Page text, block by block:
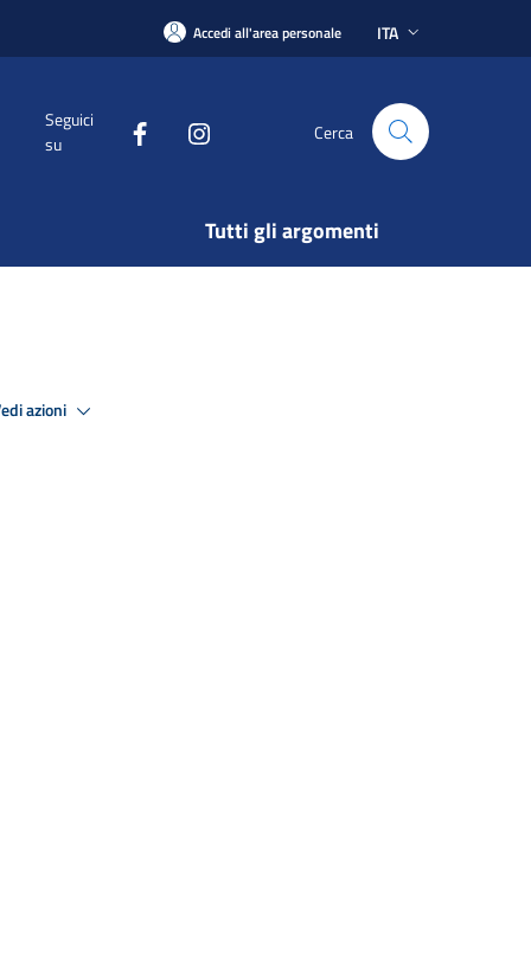
Accedi all'area personale ITA
Seguici
su
Cerca
Tutti gli argomenti
azioni